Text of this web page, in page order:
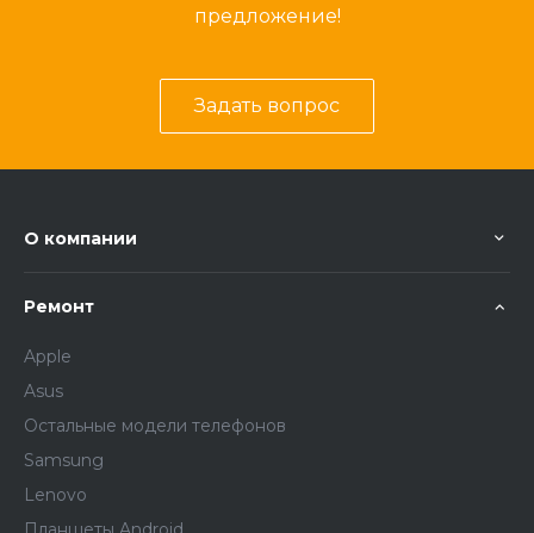
предложение!
Задать вопрос
О компании
Ремонт
Apple
Asus
Остальные модели телефонов
Samsung
Lenovo